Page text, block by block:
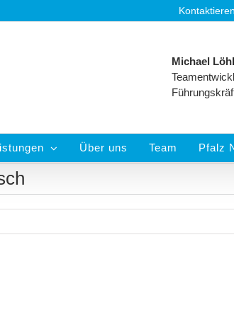
Michael
Über uns Team Pfalz